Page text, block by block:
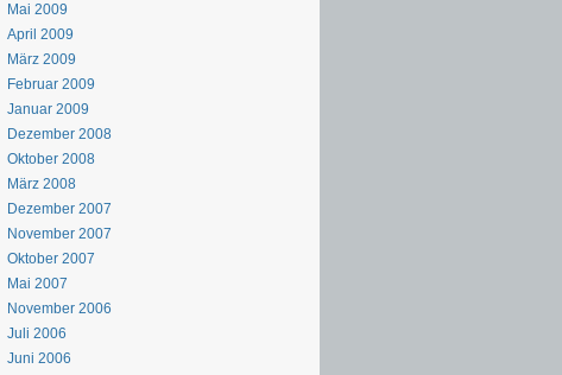
Mai 2009
April 2009
März 2009
Februar 2009
Januar 2009
Dezember 2008
Oktober 2008
März 2008
Dezember 2007
November 2007
Oktober 2007
Mai 2007
November 2006
Juli 2006
Juni 2006